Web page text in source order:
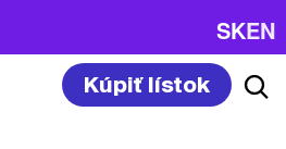
SKEN
Kúpiť lístok